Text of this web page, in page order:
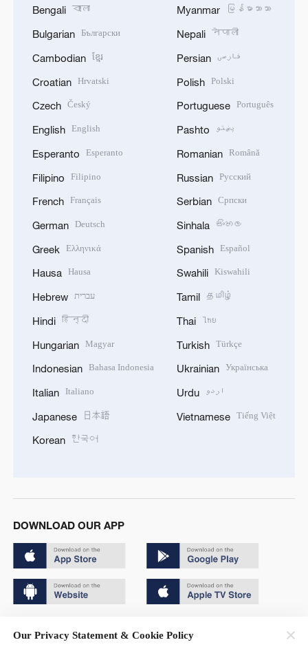
Bengali বাংলা
Bulgarian Български
Cambodian ខ្មែរ
Croatian Hrvatski
Czech Český
English English
Esperanto Esperanto
Filipino Filipino
French Français
German Deutsch
Greek Ελληνικά
Hausa Hausa
Hebrew עברית
Hindi हिन्दी
Hungarian Magyar
Indonesian Bahasa Indonesia
Italian Italiano
Japanese 日本語
Korean 한국어
Myanmar မြန်မာဘာသာ
Nepali नेपाली
Persian فارسی
Polish Polski
Portuguese Português
Pashto پښتو
Romanian Română
Russian Русский
Serbian Српски
Sinhala සිංහල
Spanish Español
Swahili Kiswahili
Tamil தமிழ்
Thai ไทย
Turkish Türkçe
Ukrainian Українська
Urdu اردو
Vietnamese Tiếng Việt
DOWNLOAD OUR APP
Our Privacy Statement & Cookie Policy